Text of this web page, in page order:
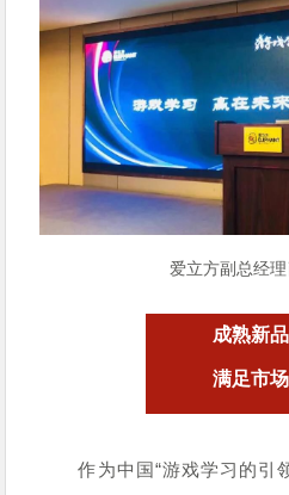
爱立方副总经
成熟新
满足市
作为中国“游戏学习 的引